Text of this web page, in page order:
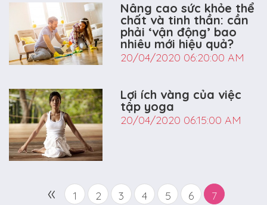
Nâng cao sức khỏe thể
chất và tinh thần: cần
phải ‘vận động’ bao
nhiêu mới hiệu quả?
20/04/2020 06:20:00 AM
Lợi ích vàng của việc
tập yoga
20/04/2020 06:15:00 AM
« 1 2 3 4 5 6 7